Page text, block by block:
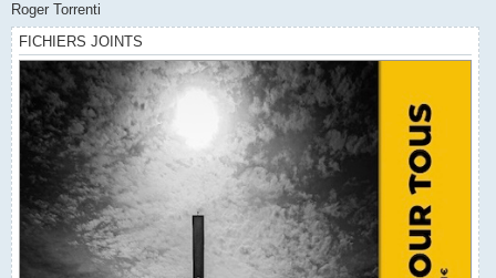
Roger Torrenti
FICHIERS JOINTS